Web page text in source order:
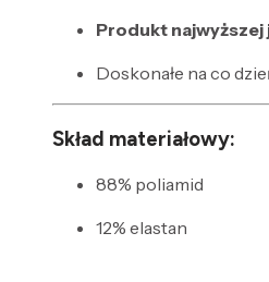
Produkt najwyższej
Doskonałe na co
Skład materiałowy:
88% poliamid
12% elastan